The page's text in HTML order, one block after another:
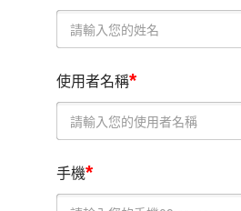
使用者名稱*
手機*